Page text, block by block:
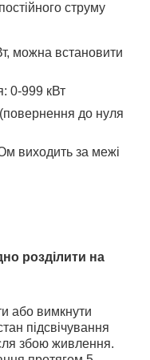
струму
можна встановити
0-999 кВт
до нуля
виходить за межі
розділити на
або вимкнути
підсвічування
збою живлення.